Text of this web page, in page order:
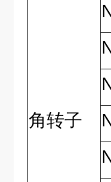
角转子